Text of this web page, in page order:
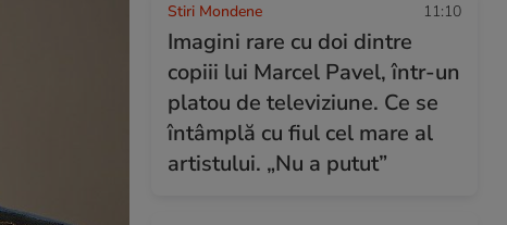
Stiri Mondene 11:10
Imagini rare cu doi dintre
copiii lui Marcel Pavel, într-un
platou de televiziune. Ce se
întâmplă cu fiul cel mare al
artistului. „Nu a putut”